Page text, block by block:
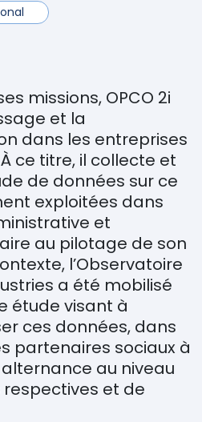
missions, OPCO 2i
et la
dans les entreprises
ce titre, il collecte et
de données sur ce
exploitées dans
et
au pilotage de son
l’Observatoire
a été mobilisé
étude visant à
ces données, dans
partenaires sociaux à
au niveau
et de